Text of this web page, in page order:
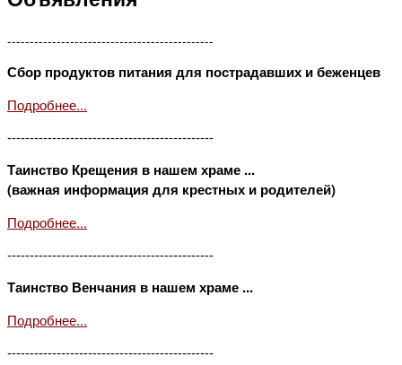
----------------------------------------------
Сбор продуктов питания для пострадавших и беженцев
Подробнее...
----------------------------------------------
Таинство Крещения в нашем храме ...
(важная информация для крестных и родителей)
Подробнее...
----------------------------------------------
Таинство Венчания в нашем храме ...
Подробнее...
----------------------------------------------